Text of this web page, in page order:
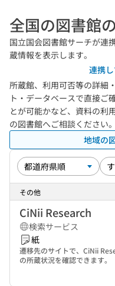
全国の図書館
国立国会図書館サーチが連
蔵情報を表示します。
連携
所蔵館、利用可否等の詳細
ト・データベースで直接ご
とが可能かなど、資料の利
の図書館へご相談ください
地域の
その他
CiNii Research
検索サービス
紙
遷移先のサイトで、CiNii
の所蔵状況を確認できます。